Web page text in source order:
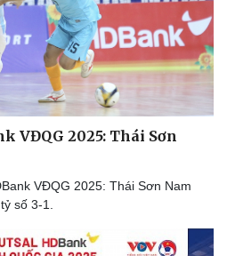
Ô tô - Xe máy
Xe máy
Tư vấn
VĐQG 2025: Thái Sơn
VĐQG 2025: Thái Sơn Nam
số 3-1.